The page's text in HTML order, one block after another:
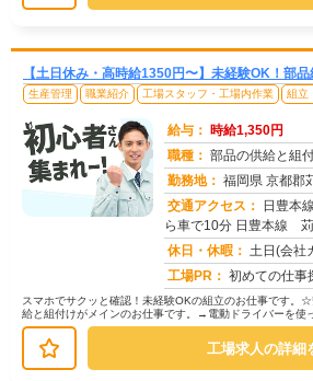
【土日休み・高時給1350円〜】未経験OK！部品
生産管理 職業紹介 工場スタッフ・工場内作業 組立
給与： 時給1,350円
職種： 部品の供給と組
勤務地： 福岡県 京都郡
交通アクセス：
日豊本
ら車で10分 日豊本線
休日・休暇： 土日(会社カレンダ
工場PR： 初めての仕事探しで不安ですか？株式会社京栄
スマホでサクッと確認！未経験OKの組立のお仕事です。
給と組付けがメインのお仕事です。→電動ドライバーを使
取り付けを行います。→取り付け後...
工場求人の詳細